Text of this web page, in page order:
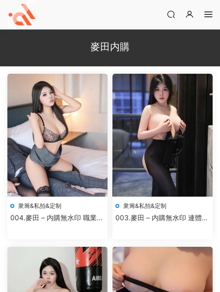
麥田内購
衆籌&私拍&定制
004.麥田 – 内購無水印 職業
衆籌&私拍&定制
003.麥田 – 内購無水印 連體黑